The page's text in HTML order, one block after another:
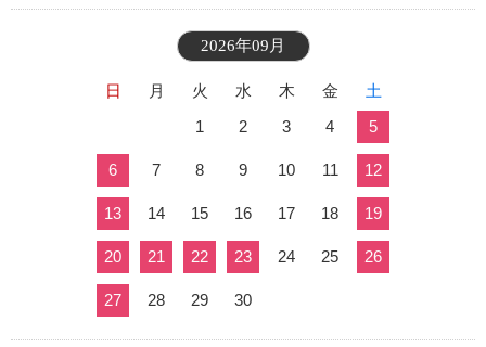
2026年09月
日 月 火 水 木 金
土
1
2 3 4 5
6 7 8 9 10 11 12
13 14 15 16 17 18 19
20 21 22 23 24 25 26
27 28 29 30